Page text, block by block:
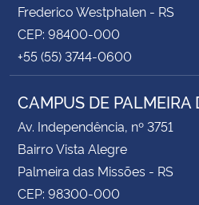
Frederico Westphalen - RS
CEP: 98400-000
+55 (55) 3744-0600
CAMPUS DE PALMEIRA
Av. Independência, nº 3751
Bairro Vista Alegre
Palmeira das Missões - RS
CEP: 98300-000